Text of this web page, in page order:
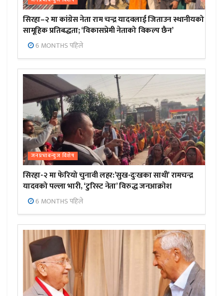
सिरहा–२ मा कांग्रेस नेता राम चन्द्र यादवलाई जिताउन स्थानीयको
सामूहिक प्रतिबद्धता; ‘विकासप्रेमी नेताको विकल्प छैन’
6 MONTHS पहिले
जनप्रभाबन्युज विशेष
सिरहा-२ मा फेरियो चुनावी लहर:’सुख-दुःखका साथी’ रामचन्द्र
यादवको पल्ला भारी, ‘टुरिस्ट नेता’ विरुद्ध जनआक्रोश
6 MONTHS पहिले